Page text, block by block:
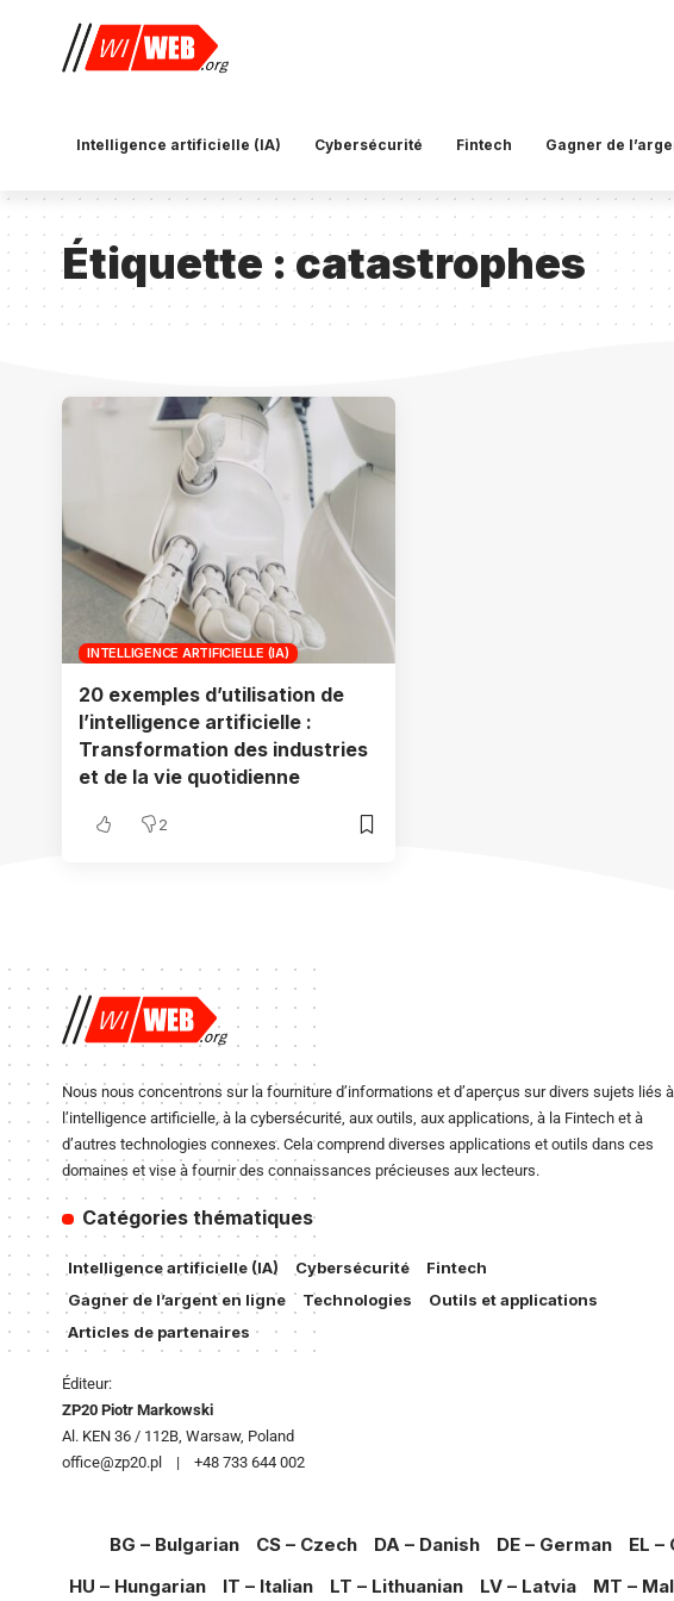
Intelligence artificielle (IA) Cybersécurité Fintech Gagner de
Étiquette :catastrophes
INTELLIGENCE ARTIFICIELLE (IA)
20 exemples d’utilisation de
l’intelligence artificielle :
Transformation des industries
et de la vie quotidienne
2
Nous nous concentrons sur la fourniture d’informations et d’aperçus sur divers sujets liés à
l’intelligence artificielle, à la cybersécurité, aux outils, aux applications, à la Fintech et à
d’autres technologies connexes. Cela comprend diverses applications et outils dans ces
domaines et vise à fournir des connaissances précieuses aux lecteurs.
Catégories thématiques
Intelligence artificielle (IA) Cybersécurité
Fintech
Gagner de l’argent en ligne
Technologies
Outils et applications
Articles de partenaires
Éditeur:
ZP20 Piotr Markowski
Al. KEN 36 / 112B, Warsaw, Poland
office@zp20.pl | +48 733 644 002
BG – Bulgarian CS – Czech DA – Danish DE – German EL –
HU – Hungarian
IT – Italian LT – Lithuanian LV – Latvia MT –